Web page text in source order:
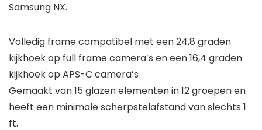
Samsung NX.
Volledig frame compatibel met een 24,8 graden
kijkhoek op full frame camera’s en een 16,4 graden
kijkhoek op APS-C camera’s
Gemaakt van 15 glazen elementen in 12 groepen en
heeft een minimale scherpstelafstand van slechts 1
ft.